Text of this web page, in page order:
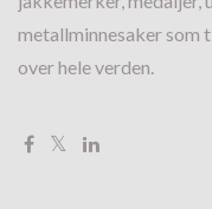
metallminnesaker som
over hele verden.